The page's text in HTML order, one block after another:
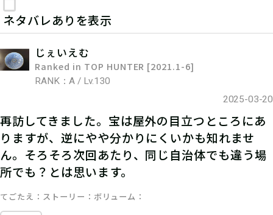
ネタバレありを表示
じぇいえむ
Ranked in TOP HUNTER [2021.1-6]
RANK：A / Lv.130
2025-03-20
再訪してきました。宝は屋外の目立つところにあ
りますが、逆にやや分かりにくいかも知れませ
ん。そろそろ次回あたり、同じ自治体でも違う場
所でも？とは思います。
てごたえ ストーリー ボリューム